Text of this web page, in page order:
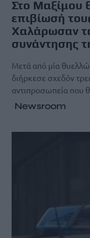
Στο Μαξίμου
επιβίωσή
Χαλάρωσαν
συνάντησης
Μετά από μία
διήρκεσε σχεδόν
αντιπροσωπεία που
Newsroom